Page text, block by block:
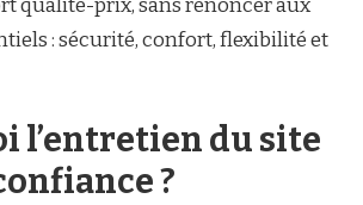
qualité-prix, sans renoncer aux
: sécurité, confort, flexibilité et
l’entretien du site
?